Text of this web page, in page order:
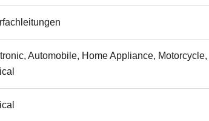
Automobile, Home Appliance, Motorcycle,